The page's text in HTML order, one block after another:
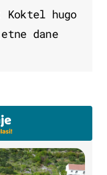
hugo
dane